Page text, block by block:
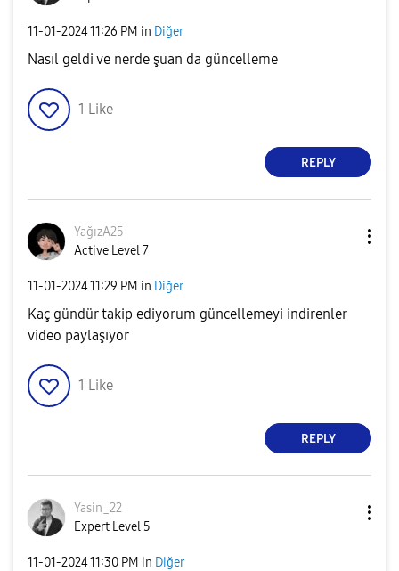
‎11-01-202411:26 PM in Diğer
Nasıl geldi ve nerde şuan da güncelleme
1 Like
REPLY
YağızA25
Active Level 7
‎11-01-202411:29 PM in Diğer
Kaç gündür takip ediyorum güncellemeyi indirenler
video paylaşıyor
1 Like
REPLY
Yasin_22
Expert Level 5
‎11-01-202411:30 PM in Diğer